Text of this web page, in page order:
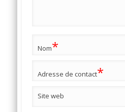
Nom*
Adresse de contact*
Site web